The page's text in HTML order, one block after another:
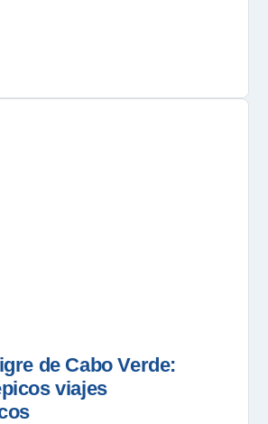
de Cabo Verde:
viajes